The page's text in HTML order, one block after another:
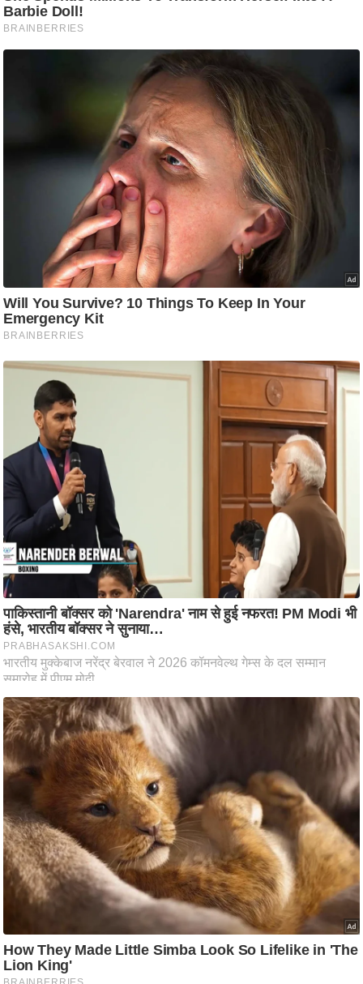
/
फै
स्थ
ल
फि
ट
त्रा
ले
श
न
शि
प
रा
ज
नी
ति
श्ले
ष
स
म
सा
म
यि
क
तृ
भू
मि